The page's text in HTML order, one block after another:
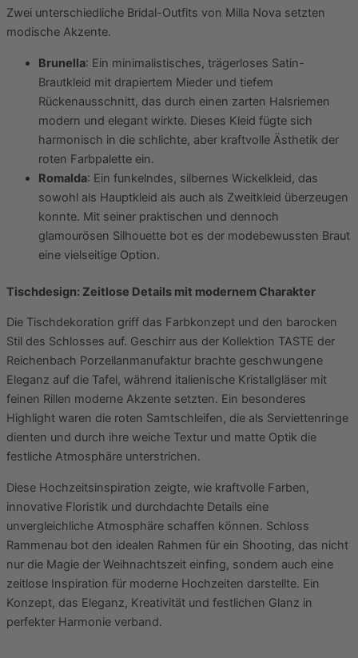
Zwei unterschiedliche Bridal-Outfits von Milla Nova setzten
modische Akzente.
Brunella: Ein minimalistisches, trägerloses Satin-
Brautkleid mit drapiertem Mieder und tiefem
Rückenausschnitt, das durch einen zarten Halsriemen
modern und elegant wirkte. Dieses Kleid fügte sich
harmonisch in die schlichte, aber kraftvolle Ästhetik der
roten Farbpalette ein.
Romalda: Ein funkelndes, silbernes Wickelkleid, das
sowohl als Hauptkleid als auch als Zweitkleid überzeugen
konnte. Mit seiner praktischen und dennoch
glamourösen Silhouette bot es der modebewussten Braut
eine vielseitige Option.
Tischdesign: Zeitlose Details mit modernem Charakter
Die Tischdekoration griff das Farbkonzept und den barocken
Stil des Schlosses auf. Geschirr aus der Kollektion TASTE der
Reichenbach Porzellanmanufaktur brachte geschwungene
Eleganz auf die Tafel, während italienische Kristallgläser mit
feinen Rillen moderne Akzente setzten. Ein besonderes
Highlight waren die roten Samtschleifen, die als Serviettenringe
dienten und durch ihre weiche Textur und matte Optik die
festliche Atmosphäre unterstrichen.
Diese Hochzeitsinspiration zeigte, wie kraftvolle Farben,
innovative Floristik und durchdachte Details eine
unvergleichliche Atmosphäre schaffen können. Schloss
Rammenau bot den idealen Rahmen für ein Shooting, das nicht
nur die Magie der Weihnachtszeit einfing, sondern auch eine
zeitlose Inspiration für moderne Hochzeiten darstellte. Ein
Konzept, das Eleganz, Kreativität und festlichen Glanz in
perfekter Harmonie verband.